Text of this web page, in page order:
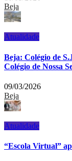
Beja
Atualidade
Beja: Colégio de
Colégio de Nossa
09/03/2026
Beja
Atualidade
“Escola Virtual”